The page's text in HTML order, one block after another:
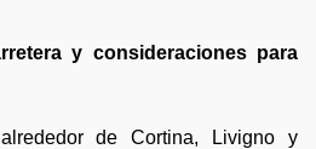
y consideraciones para
de Cortina, Livigno y